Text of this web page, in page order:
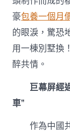
豪包養一個月
的眼淚，驚恐
用一棟別墅換
醉共情。
巨幕屏經
車”
作為中國